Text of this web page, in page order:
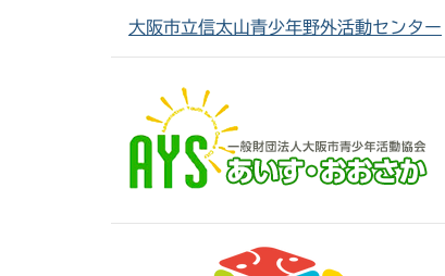
大阪市立信太山青少年野外活動センター